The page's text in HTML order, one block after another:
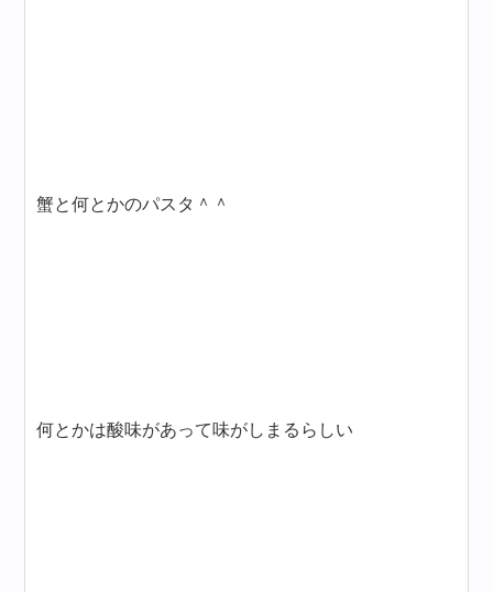
蟹と何とかのパスタ＾＾
何とかは酸味があって味がしまるらしい